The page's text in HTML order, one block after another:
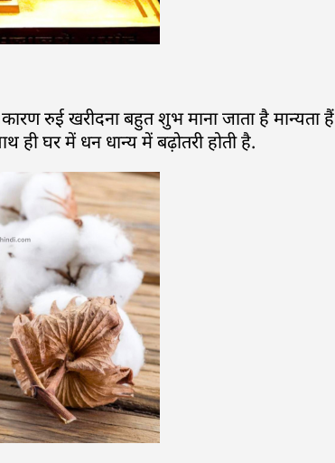
रुई खरीदना बहुत शुभ माना जाता है मान्यता हैं
ही घर में धन धान्य में बढ़ोतरी होती है.